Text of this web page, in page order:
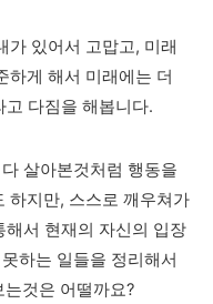
가 있어서 고맙고, 미래
하게 해서 미래에는 더
다짐을 해봅니다.
살아본것처럼 행동을
하지만, 스스로 깨우쳐가
해서 현재의 자신의 입장
하는 일들을 정리해서
것은 어떨까요?